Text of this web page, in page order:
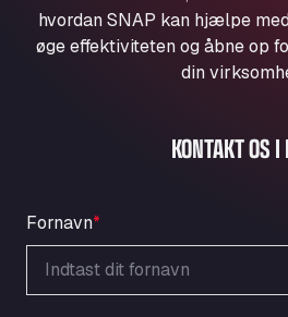
Aqua Ariva GmbH
Marie-Curie-Straße 24,
Aral Autohof Bockel
Oppelner Str. 1, 31167
Nellinger Str. 24, 89188
ARAL Autohof Preis
Schellweilerstraße 1, 66871
ARAL Tankstelle - XXL
hvordan SNAP kan hjælpe
øge effektiviteten og åbne op
din
KONTAKT OS I
Fornavn*